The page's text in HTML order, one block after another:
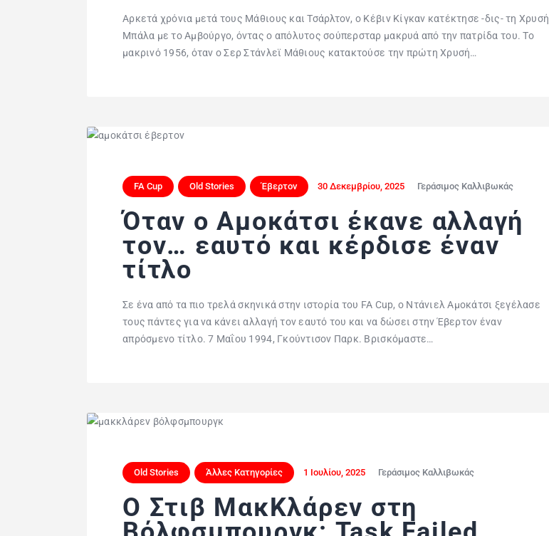
Αρκετά χρόνια μετά τους Μάθιους και Τσάρλτον, ο Κέβιν Κίγκαν κατέκτησε -δις- τη Χρυσή
Μπάλα με το Αμβούργο, όντας ο απόλυτος σούπερσταρ μακρυά από την πατρίδα του. Το
μακρινό 1956, όταν ο Σερ Στάνλεϊ Μάθιους κατακτούσε την πρώτη Χρυσή…
FA Cup Old Stories Έβερτον 30 Δεκεμβρίου, 2025 Γεράσιμος Καλλιβωκάς
Όταν ο Αμοκάτσι έκανε αλλαγή
τον… εαυτό και κέρδισε έναν
τίτλο
Σε ένα από τα πιο τρελά σκηνικά στην ιστορία του FA Cup, ο Ντάνιελ Αμοκάτσι ξεγέλασε
τους πάντες για να κάνει αλλαγή τον εαυτό του και να δώσει στην Έβερτον έναν
απρόσμενο τίτλο. 7 Μαΐου 1994, Γκούντισον Παρκ. Βρισκόμαστε…
Old Stories Άλλες Κατηγορίες 1 Ιουλίου, 2025 Γεράσιμος Καλλιβωκάς
Ο Στιβ ΜακΚλάρεν στη